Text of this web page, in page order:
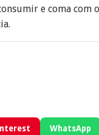
e coma com
WhatsApp